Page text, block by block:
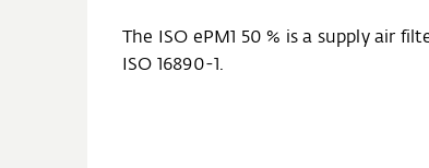
The ISO ePM1 50 % is a supply air
ISO 16890-1.